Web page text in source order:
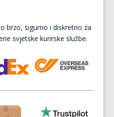
brzo, sigurno i diskretno za
svjetske kurirske službe.